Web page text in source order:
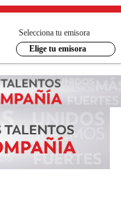
Selecciona tu emisora
Elige tu emisora